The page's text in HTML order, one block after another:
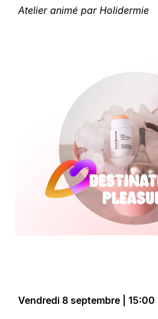
Atelier animé par Holidermie
Vendredi 8 septembre | 15:00 |